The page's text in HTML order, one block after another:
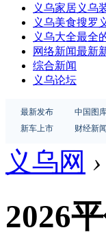
义乌家居义乌
义乌美食搜罗
义乌大全最全
网络新闻最新
综合新闻
义乌论坛
最新发布 中国图
新车上市
财经新闻
义乌网 ›
2026